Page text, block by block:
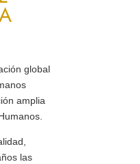
global
amplia
las